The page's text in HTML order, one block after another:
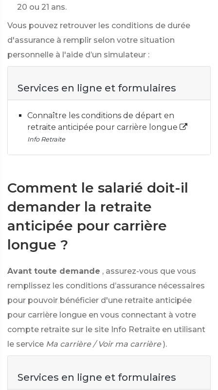
20 ou 21 ans.
Vous pouvez retrouver les conditions de durée
d'assurance à remplir selon votre situation
personnelle à l'aide d’un simulateur :
Services en ligne et formulaires
Connaître les conditions de départ en
retraite anticipée pour carrière longue
Info Retraite
Comment le salarié doit-il
demander la retraite
anticipée pour carrière
longue ?
Avant toute demande , assurez-vous que vous
remplissez les conditions d’assurance nécessaires
pour pouvoir bénéficier d'une retraite anticipée
pour carrière longue en vous connectant à votre
compte retraite sur le site Info Retraite en utilisant
le service Ma carrière / Voir ma carrière ).
Services en ligne et formulaires